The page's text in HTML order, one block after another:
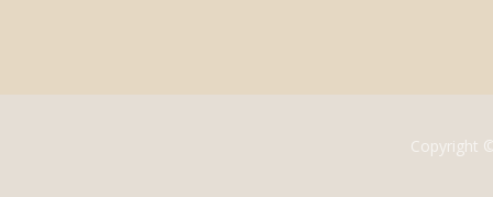
Copyright